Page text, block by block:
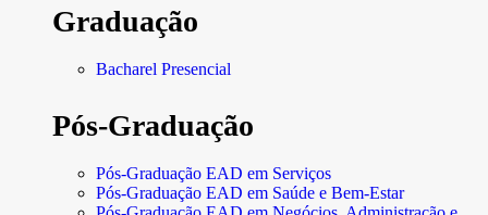
Graduação
Bacharel Presencial
Pós-Graduação
Pós-Graduação EAD em Serviços
Pós-Graduação EAD em Saúde e Bem-Estar